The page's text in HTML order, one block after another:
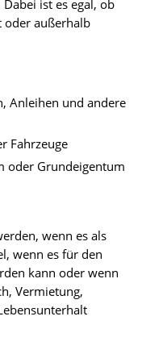
ist es egal, ob
oder außerhalb
Anleihen und andere
Fahrzeuge
oder Grundeigentum
wenn es als
wenn es für den
kann oder wenn
Vermietung,